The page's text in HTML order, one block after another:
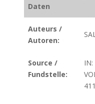
Daten
Auteurs /
Autoren:
Source /
Fundstelle:
IN: